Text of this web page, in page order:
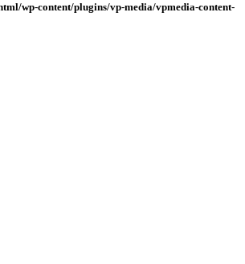
wp-content/plugins/vp-media/vpmedia-content-